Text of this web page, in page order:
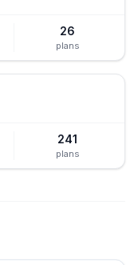
26
plans
241
plans